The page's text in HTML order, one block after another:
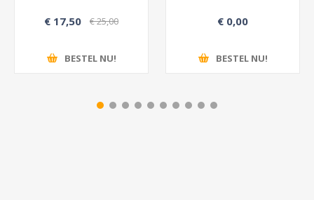
€ 17,50 € 25,00
BESTEL NU!
€ 0,00
BESTEL NU!